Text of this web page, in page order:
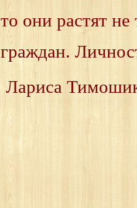
то они растят
граждан.
Лариса